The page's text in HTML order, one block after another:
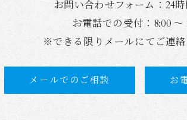
お問い合わせフォーム：24
お電話での受付：8:00 ～
※できる限りメールにてご連絡
メールでのご相談 お